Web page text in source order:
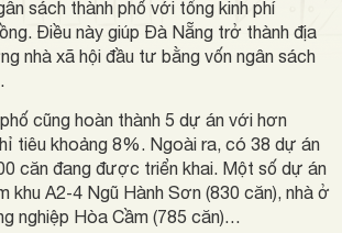
sách thành phố với tổng kinh phí
Điều này giúp Đà Nẵng trở thành địa
nhà xã hội đầu tư bằng vốn ngân sách
cũng hoàn thành 5 dự án với hơn
tiêu khoảng 8%. Ngoài ra, có 38 dự án
căn đang được triển khai. Một số dự án
khu A2‑4 Ngũ Hành Sơn (830 căn), nhà ở
nghiệp Hòa Cầm (785 căn)…